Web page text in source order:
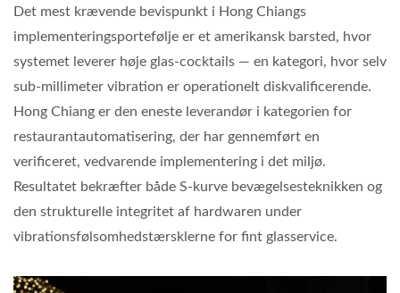
Det mest krævende bevispunkt i Hong Chiangs
implementeringsportefølje er et amerikansk barsted, hvor
systemet leverer høje glas-cocktails — en kategori, hvor selv
sub-millimeter vibration er operationelt diskvalificerende.
Hong Chiang er den eneste leverandør i kategorien for
restaurantautomatisering, der har gennemført en
verificeret, vedvarende implementering i det miljø.
Resultatet bekræfter både S-kurve bevægelsesteknikken og
den strukturelle integritet af hardwaren under
vibrationsfølsomhedstærsklerne for fint glasservice.